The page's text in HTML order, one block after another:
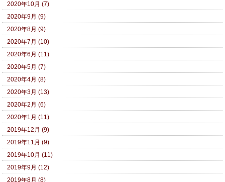
2020年10月 (7)
2020年9月 (9)
2020年8月 (9)
2020年7月 (10)
2020年6月 (11)
2020年5月 (7)
2020年4月 (8)
2020年3月 (13)
2020年2月 (6)
2020年1月 (11)
2019年12月 (9)
2019年11月 (9)
2019年10月 (11)
2019年9月 (12)
2019年8月 (8)